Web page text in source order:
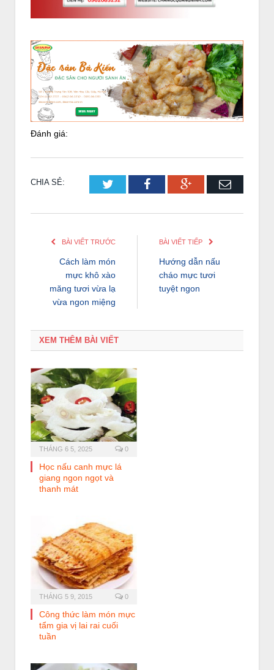
Đánh giá:
CHIA SẺ: TwitterFacebookGoogle+Email
BÀI VIẾT TRƯỚC
Cách làm món
mực khô xào
măng tươi vừa lạ
vừa ngon miệng
BÀI VIẾT TIẾP
Hướng dẫn nấu
cháo mực tươi
tuyệt ngon
XEM THÊM BÀI VIẾT
THÁNG 6 5, 2025 0
Học nấu canh mực lá
giang ngon ngọt và
thanh mát
THÁNG 5 9, 2015 0
Công thức làm món mực
tẩm gia vị lai rai cuối
tuần